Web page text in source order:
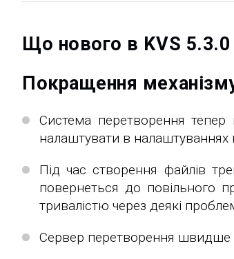
Що нового в KVS 5.3.0
Покращення
Система перетворення
налаштувати в
Під час створення файлів
повернеться до повільного
тривалістю через деякі
Сервер перетворення швидше